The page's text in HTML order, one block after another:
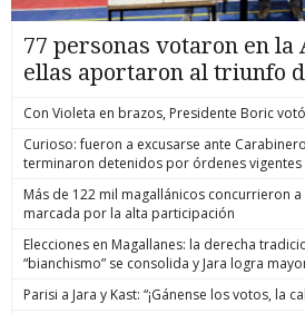
77 personas votaron en la
ellas aportaron al triunfo
Con Violeta en brazos, Presidente Boric
Curioso: fueron a excusarse ante
terminaron detenidos por órdenes vigentes
Más de 122 mil magallánicos concurrieron
marcada por la alta participación
Elecciones en Magallanes: la derecha
“bianchismo” se consolida y Jara logra
Parisi a Jara y Kast: “¡Gánense los votos, la